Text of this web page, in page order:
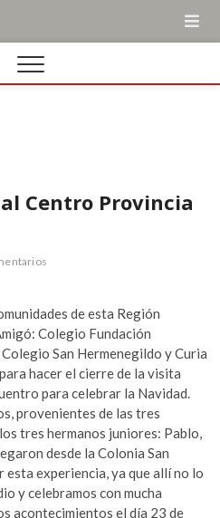
Centro Provincia
de esta Región
Colegio Fundación
San Hermenegildo y Curia
hacer el cierre de la visita
para celebrar la Navidad.
provenientes de las tres
tres hermanos juniores: Pablo,
desde la Colonia San
experiencia, ya que allí no lo
y celebramos con mucha
acontecimientos el día 23 de